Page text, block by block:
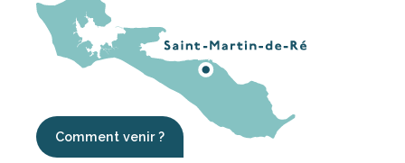
Comment venir ?